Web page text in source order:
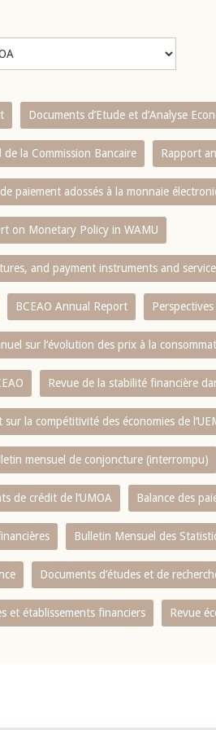
Documents d’Etude et d’Analyse
la Commission Bancaire Rapport
paiement adossés à la monnaie
on Monetary Policy in WAMU
and payment instruments and
BCEAO Annual Report
sur l‘évolution des prix à la
Revue de la stabilité financière
sur la compétitivité des économies de
mensuel de conjoncture (interrompu)
de crédit de l‘UMOA Balance des
Bulletin Mensuel des
Documents d’études et de
et établissements financiers Revue